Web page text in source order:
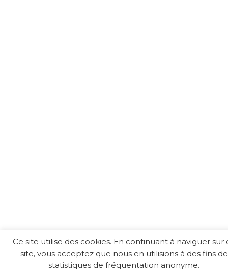
Ce site utilise des cookies. En continuant à naviguer sur
site, vous acceptez que nous en utilisions à des fins de
statistiques de fréquentation anonyme.